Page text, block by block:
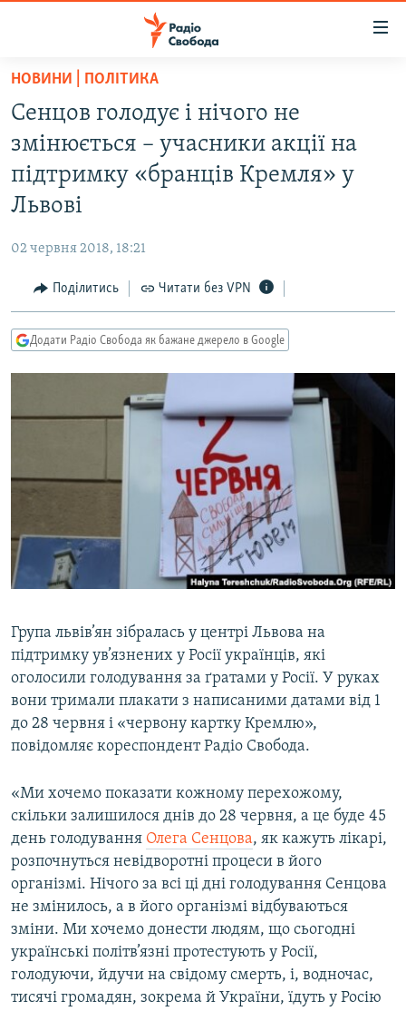
Перейти
основного
матеріалу
Перейти
до
основної
Перейти
пошуку
ВСЕ ЗА ДОБУ
СТАТТІ
ПОЛІТИКА
СУСПІЛЬСТВО
КУЛЬТУРА
СПОРТ
ВІЙНА
ДОНБАС.РЕАЛІЇ
КРИМ.РЕАЛІЇ
ТИ ЯК?
КИТАЙ.ВИКЛИКИ
МУЛЬТИМЕДІА
СПЕЦПРОЄКТИ
КРИМ РЕАЛІЇ
РУС
УКР
КТАТ
ДОЛУЧАЙСЯ!
Усі сайти RFE/RL
НОВИНИ | ПОЛІТИКА
Сенцов голодує і нічого не
змінюється – учасники акції на
підтримку «бранців Кремля» у
Львові
02 червня 2018, 18:21
Поділитись Читати без VPN
Додати Радіо Свобода як бажане джерело в Google
Група львів’ян зібралась у центрі Львова на
підтримку ув’язнених у Росії українців, які
оголосили голодування за ґратами у Росії. У руках
вони тримали плакати з написаними датами від 1
до 28 червня і «червону картку Кремлю»,
повідомляє кореспондент Радіо Свобода.
«Ми хочемо показати кожному перехожому,
скільки залишилося днів до 28 червня, а це буде 45
день голодування Олега Сенцова, як кажуть лікарі,
розпочнуться невідворотні процеси в його
організмі. Нічого за всі ці дні голодування Сенцова
не змінилось, а в його організмі відбуваються
зміни. Ми хочемо донести людям, що сьогодні
українські політв’язні протестують у Росії,
голодуючи, йдучи на свідому смерть, і, водночас,
тисячі громадян, зокрема й України, їдуть у Росію